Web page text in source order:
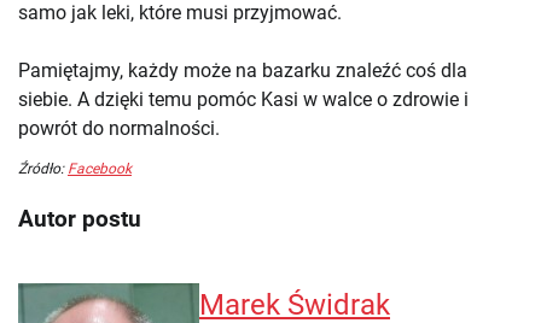
samo jak leki, które musi przyjmować.
Pamiętajmy, każdy może na bazarku znaleźć coś dla
siebie. A dzięki temu pomóc Kasi w walce o zdrowie i
powrót do normalności.
Źródło: Facebook
Autor postu
Marek Świdrak